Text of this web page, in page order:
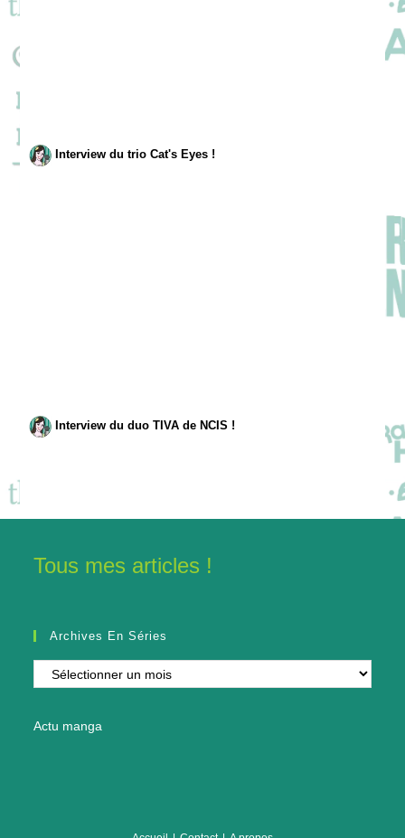
Interview du trio Cat's Eyes !
Interview du duo TIVA de NCIS !
Tous mes articles !
Archives En Séries
Archives
en
Actu manga